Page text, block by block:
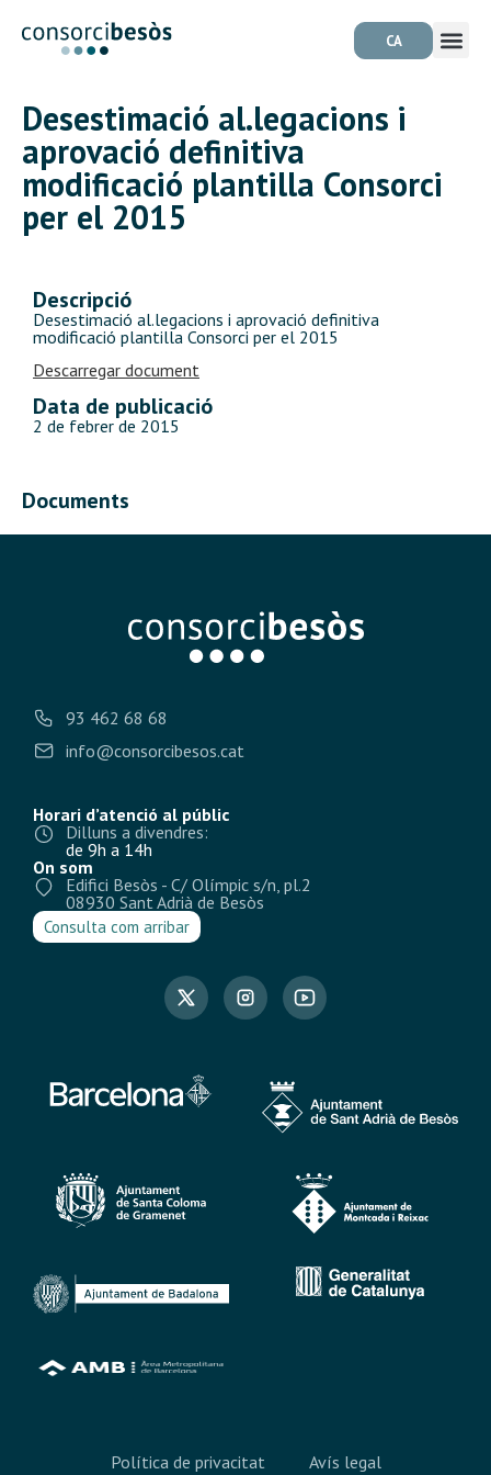
CA
Desestimació al.legacions i
aprovació definitiva
modificació plantilla Consorci
per el 2015
Descripció
Desestimació al.legacions i aprovació definitiva
modificació plantilla Consorci per el 2015
Descarregar document
Data de publicació
2 de febrer de 2015
Documents
93 462 68 68
info@consorcibesos.cat
Horari d’atenció al públic
Dilluns a divendres:
de 9h a 14h
On som
Edifici Besòs - C/ Olímpic s/n, pl.2
08930 Sant Adrià de Besòs
Consulta com arribar
Política de privacitat Avís legal